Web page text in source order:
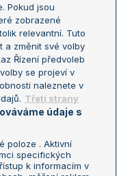
Pokud jsou
zobrazené
relevantní. Tuto
a změnit své volby
Řízení předvoleb
se projeví v
naleznete v
Třetí strany
údaje s
poloze . Aktivní
specifických
k informacím v